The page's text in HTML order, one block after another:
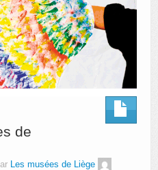
de
Les musées de Liège